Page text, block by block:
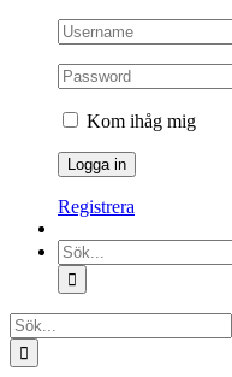
Kom ihåg mig
Registrera
Sök
efter:
Sök
efter: